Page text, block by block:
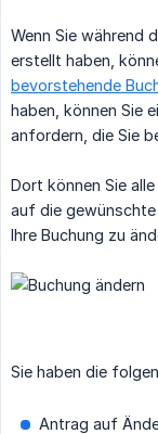
Wenn Sie während
erstellt haben,
bevorstehende
haben, können Sie
anfordern, die Sie
Dort können Sie
auf die gewünschte
Ihre Buchung zu
Sie haben die
Antrag auf